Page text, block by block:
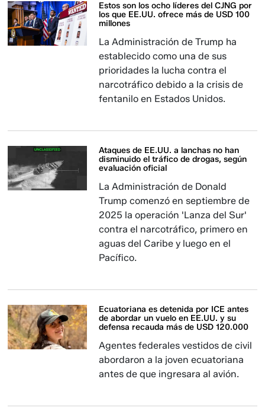
Estos son los ocho líderes del CJNG por
los que EE.UU. ofrece más de USD 100
millones
La Administración de Trump ha
establecido como una de sus
prioridades la lucha contra el
narcotráfico debido a la crisis de
fentanilo en Estados Unidos.
Ataques de EE.UU. a lanchas no han
disminuido el tráfico de drogas, según
evaluación oficial
La Administración de Donald
Trump comenzó en septiembre de
2025 la operación 'Lanza del Sur'
contra el narcotráfico, primero en
aguas del Caribe y luego en el
Pacífico.
Ecuatoriana es detenida por ICE antes
de abordar un vuelo en EE.UU. y su
defensa recauda más de USD 120.000
Agentes federales vestidos de civil
abordaron a la joven ecuatoriana
antes de que ingresara al avión.